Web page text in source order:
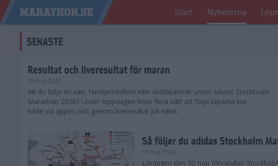
Start Nyheterna
SENASTE
Resultat och liveresultat för maran
28 maj 2026
​Vill du följa en vän, familjemedlem eller klubbkamrat under adidas Stockholm
Marathon 2026? Under loppdagen finns flera sätt att följa löparna live –
både via appen och genom liveresultat på nätet.
Så följer du adidas Stockholm
28 maj 2026
Lördagen den 30 maj förvandlas